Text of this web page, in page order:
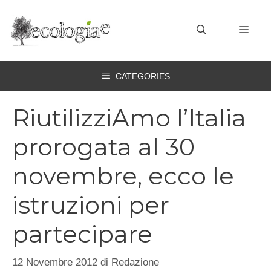
contenuto
CATEGORIES
RiutilizziAmo l’Italia
prorogata al 30
novembre, ecco le
istruzioni per
partecipare
12 Novembre 2012 di Redazione